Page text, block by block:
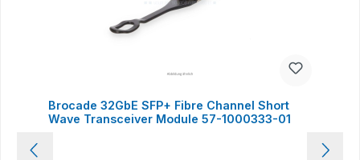
Brocade 32GbE SFP+ Fibre Channel Short
Wave Transceiver Module 57-1000333-01